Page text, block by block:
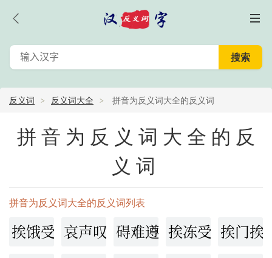
反义词 反义词大全 拼音为反义词大全的反义词
拼音为反义词大全的反
义词
拼音为反义词大全的反义词列表
挨饿受冻哀声叹气碍难遵命挨冻受饿挨门挨